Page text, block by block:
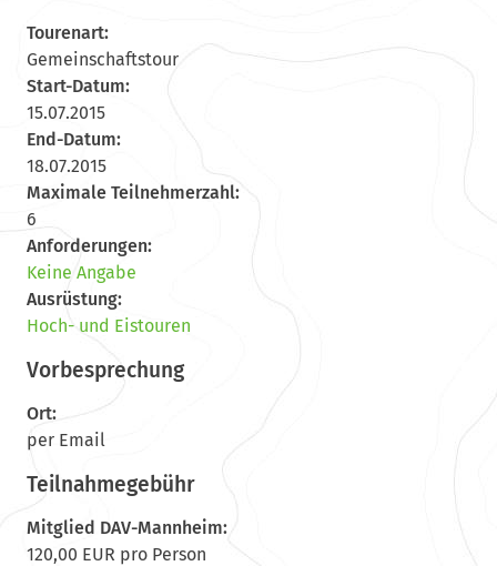
Tourenart:
Gemeinschaftstour
Start-Datum:
15.07.2015
End-Datum:
18.07.2015
Maximale Teilnehmerzahl:
6
Anforderungen:
Keine Angabe
Ausrüstung:
Hoch- und Eistouren
Vorbesprechung
Ort:
per Email
Teilnahmegebühr
Mitglied DAV-Mannheim:
120,00 EUR pro Person